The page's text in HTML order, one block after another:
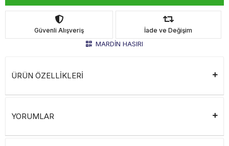
Güvenli Alışveriş İade ve Değişim
MARDİN HASIRI
ÜRÜN ÖZELLİKLERİ
YORUMLAR